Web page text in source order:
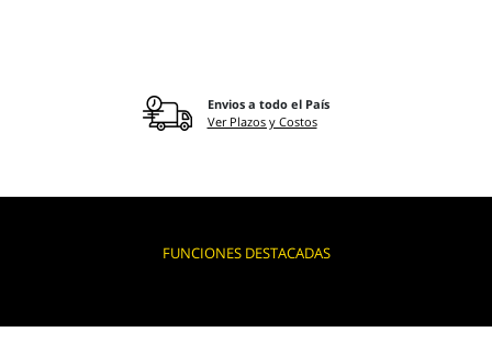
Envios a todo el País
Ver Plazos y Costos
FUNCIONES DESTACADAS